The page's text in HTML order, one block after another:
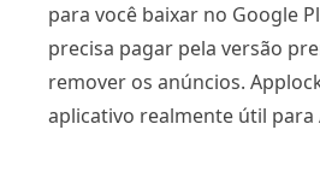
para você baixar no Google
precisa pagar pela versão
remover os anúncios.
aplicativo realmente útil para